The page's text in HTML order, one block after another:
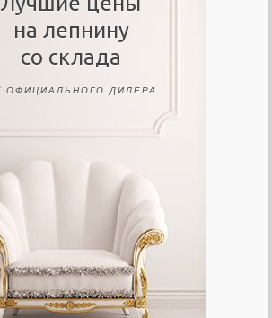
на лепнину
со склада
ОФИЦИАЛЬНОГО ДИЛЕРА